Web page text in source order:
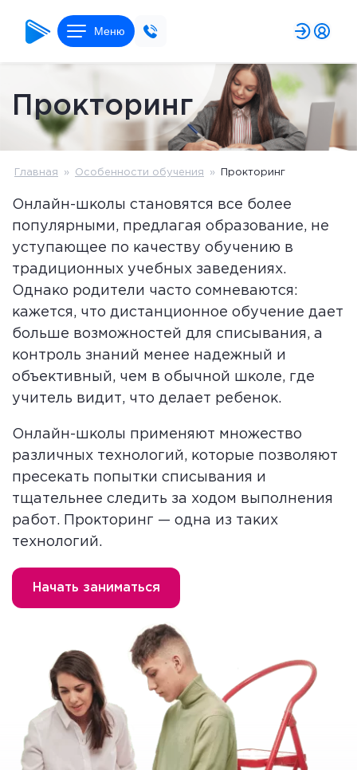
Меню
Прокторинг
Главная » Особенности обучения » Прокторинг
Онлайн-школы становятся все более
популярными, предлагая образование, не
уступающее по качеству обучению в
традиционных учебных заведениях.
Однако родители часто сомневаются:
кажется, что дистанционное обучение дает
больше возможностей для списывания, а
контроль знаний менее надежный и
объективный, чем в обычной школе, где
учитель видит, что делает ребенок.
Онлайн-школы применяют множество
различных технологий, которые позволяют
пресекать попытки списывания и
тщательнее следить за ходом выполнения
работ. Прокторинг — одна из таких
технологий.
Начать заниматься